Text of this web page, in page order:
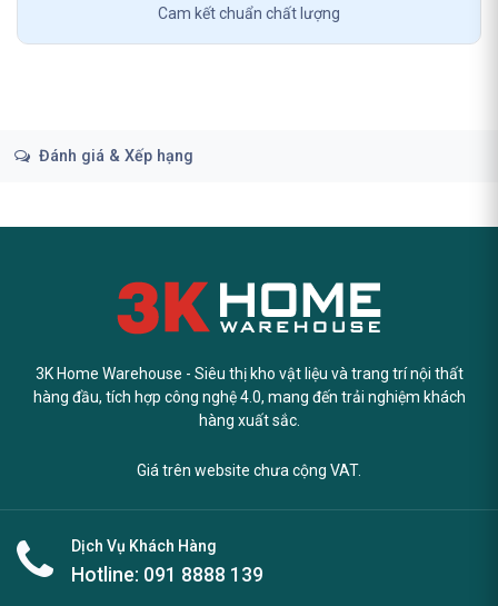
Cam kết chuẩn chất lượng
Đánh giá & Xếp hạng
3K Home Warehouse - Siêu thị kho vật liệu và trang trí nội thất
hàng đầu, tích hợp công nghệ 4.0, mang đến trải nghiệm khách
hàng xuất sắc.
Giá trên website chưa cộng VAT.
Dịch Vụ Khách Hàng
Hotline: 091 8888 139